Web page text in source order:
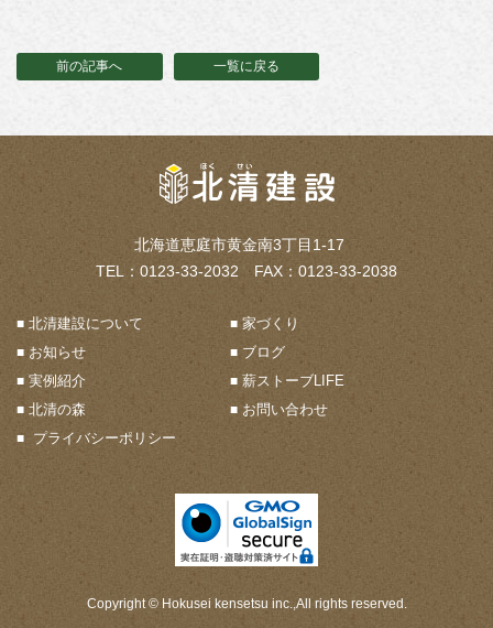
前の記事へ 一覧に戻る
北海道恵庭市黄金南3丁目1-17
TEL：0123-33-2032 FAX：0123-33-2038
北清建設について
家づくり
お知らせ
ブログ
実例紹介
薪ストーブLIFE
北清の森
お問い合わせ
プライバシーポリシー
Copyright © Hokusei kensetsu inc.,All rights reserved.